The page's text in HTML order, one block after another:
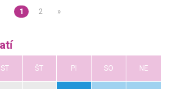
1 2 »
ST ŠT PI SO NE